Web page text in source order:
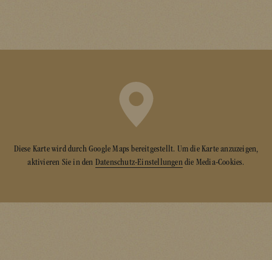
Diese Karte wird durch Google Maps bereitgestellt. Um die Karte anzuzeigen,
aktivieren Sie in den Datenschutz-Einstellungendie Media-Cookies.